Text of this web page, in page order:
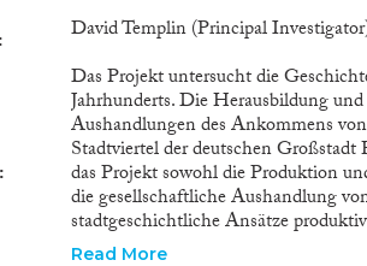
David Templin (Principal
Das Projekt untersucht die
Jahrhunderts. Die Herausbildung
Aushandlungen des Ankommens
Stadtviertel der deutschen
das Projekt sowohl die Produktion
die gesellschaftliche Aushandlung
stadtgeschichtliche Ansätze
Quartiersebene eröffnet dabei neue
Read More